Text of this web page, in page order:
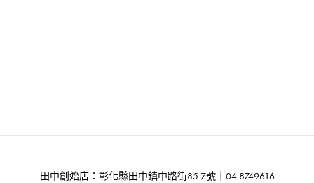
田中創始店：彰化縣田中鎮中路街85-7號｜04-8749616